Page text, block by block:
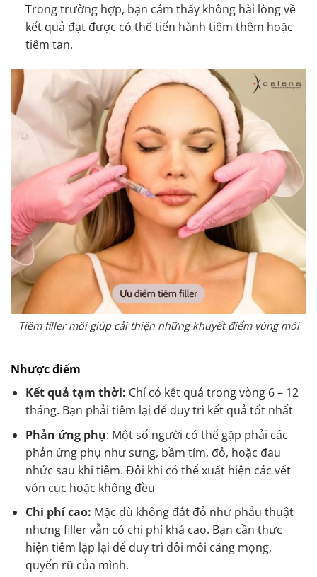
Trong trường hợp, bạn cảm thấy không hài lòng về
kết quả đạt được có thể tiến hành tiêm thêm hoặc
tiêm tan.
Tiêm filler môi giúp cải thiện những khuyết điểm vùng môi
Nhược điểm
Kết quả tạm thời: Chỉ có kết quả trong vòng 6 – 12
tháng. Bạn phải tiêm lại để duy trì kết quả tốt nhất
Phản ứng phụ: Một số người có thể gặp phải các
phản ứng phụ như sưng, bầm tím, đỏ, hoặc đau
nhức sau khi tiêm. Đôi khi có thể xuất hiện các vết
vón cục hoặc không đều
Chi phí cao: Mặc dù không đắt đỏ như phẫu thuật
nhưng filler vẫn có chi phí khá cao. Bạn cần thực
hiện tiêm lặp lại để duy trì đôi môi căng mọng,
quyến rũ của mình.